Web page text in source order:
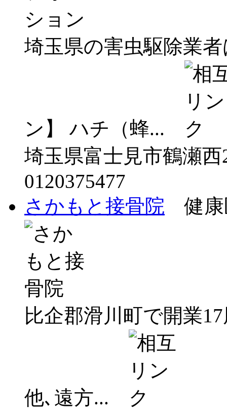
埼玉県の害虫駆除業
ン】 ハチ（蜂...
埼玉県富士見市鶴瀬
0120375477
さかもと接骨院 健康
比企郡滑川町で開業
他､遠方...